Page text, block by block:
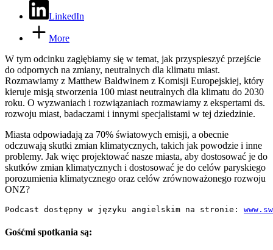
LinkedIn
More
W tym odcinku zagłębiamy się w temat, jak przyspieszyć przejście
do odpornych na zmiany, neutralnych dla klimatu miast.
Rozmawiamy z Matthew Baldwinem z Komisji Europejskiej, który
kieruje misją stworzenia 100 miast neutralnych dla klimatu do 2030
roku. O wyzwaniach i rozwiązaniach rozmawiamy z ekspertami ds.
rozwoju miast, badaczami i innymi specjalistami w tej dziedzinie.
Miasta odpowiadają za 70% światowych emisji, a obecnie
odczuwają skutki zmian klimatycznych, takich jak powodzie i inne
problemy. Jak więc projektować nasze miasta, aby dostosować je do
skutków zmian klimatycznych i dostosować je do celów paryskiego
porozumienia klimatycznego oraz celów zrównoważonego rozwoju
ONZ?
Podcast dostępny w języku angielskim na stronie:
Gośćmi spotkania są: